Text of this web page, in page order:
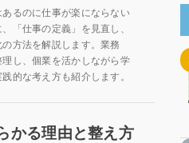
るのに仕事が楽にならない
「仕事の定義」を見直し、
方法を解説します。業務
し、個業を活かしながら学
的な考え方も紹介します。
かる理由と整え方